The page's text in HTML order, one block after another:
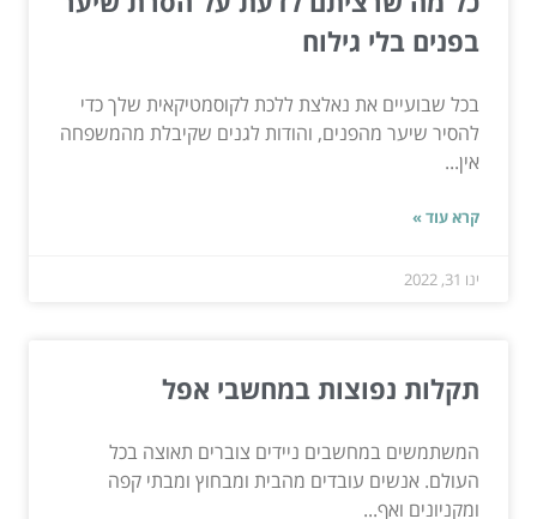
בפנים בלי גילוח
בכל שבועיים את נאלצת ללכת לקוסמטיקאית שלך כדי
להסיר שיער מהפנים, והודות לגנים שקיבלת מהמשפחה
אין...
קרא עוד »
ינו 31, 2022
תקלות נפוצות במחשבי אפל
המשתמשים במחשבים ניידים צוברים תאוצה בכל
העולם. אנשים עובדים מהבית ומבחוץ ומבתי קפה
ומקניונים ואף...